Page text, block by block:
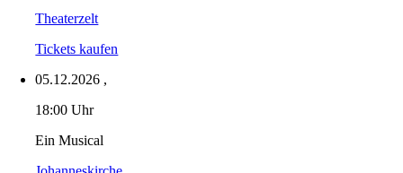
Theaterzelt
Tickets kaufen
05.12.2026 ,
18:00 Uhr
Ein Musical